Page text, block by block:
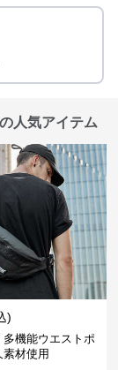
人気アイテム
)
機能ウエストポ
材使用